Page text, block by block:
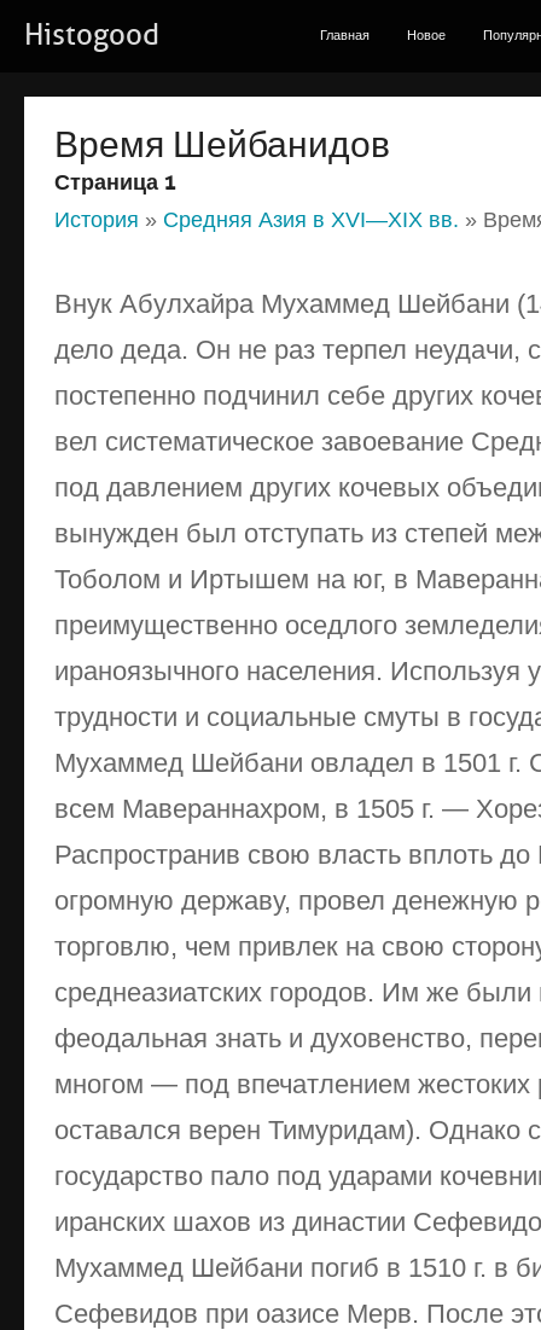
Histogood Главная Новое
Время Шейбанидов
Страница 1
История » Средняя Азия в XVI—XIX вв. »
Внук Абулхайра Мухаммед Шейбани
дело деда. Он не раз терпел неудачи,
постепенно подчинил себе других
вел систематическое завоевание
под давлением других кочевых
вынужден был отступать из степей
Тоболом и Иртышем на юг, в
преимущественно оседлого
ираноязычного населения. Используя
трудности и социальные смуты в
Мухаммед Шейбани овладел в 1501 г.
всем Мавераннахром, в 1505 г. —
Распространив свою власть вплоть
огромную державу, провел денежную
торговлю, чем привлек на свою
среднеазиатских городов. Им же
феодальная знать и духовенство,
многом — под впечатлением жестоких
оставался верен Тимуридам). Однако
государство пало под ударами
иранских шахов из династии
Мухаммед Шейбани погиб в 1510 г. в
Сефевидов при оазисе Мерв. После